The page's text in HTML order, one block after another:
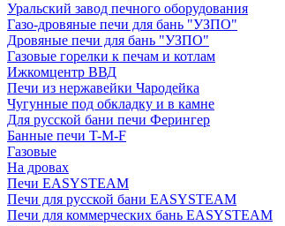
Уральский завод печного оборудования
Газо-дровяные печи для бань "УЗПО"
Дровяные печи для бань "УЗПО"
Газовые горелки к печам и котлам
Ижкомцентр ВВД
Печи из нержавейки Чародейка
Чугунные под обкладку и в камне
Для русской бани печи Ферингер
Банные печи T-M-F
Газовые
На дровах
Печи EASYSTEAM
Печи для русской бани EASYSTEAM
Печи для коммерческих бань EASYSTEAM